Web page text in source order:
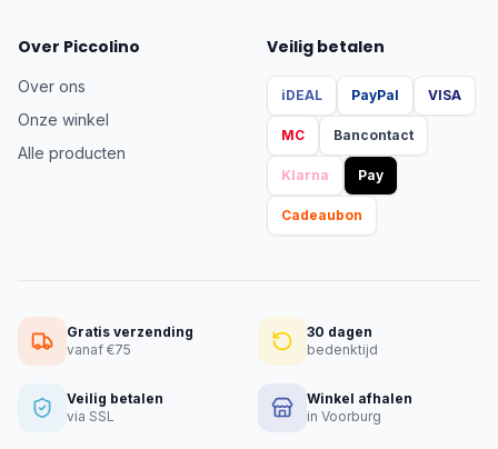
Over Piccolino
Over ons
Onze winkel
Alle producten
Veilig betalen
iDEAL PayPal VISA
MC Bancontact
Klarna Pay
Cadeaubon
Gratis verzending
vanaf €75
30 dagen
bedenktijd
Veilig betalen
via SSL
Winkel afhalen
in Voorburg